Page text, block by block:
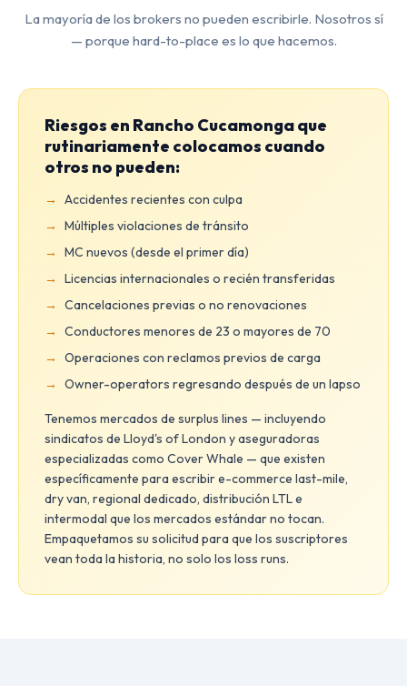
La mayoría de los brokers no pueden escribirle. Nosotros sí
— porque hard-to-place es lo que hacemos.
Riesgos en Rancho Cucamonga que
rutinariamente colocamos cuando
otros no pueden:
Accidentes recientes con culpa
Múltiples violaciones de tránsito
MC nuevos (desde el primer día)
Licencias internacionales o recién transferidas
Cancelaciones previas o no renovaciones
Conductores menores de 23 o mayores de 70
Operaciones con reclamos previos de carga
Owner-operators regresando después de un lapso
Tenemos mercados de surplus lines — incluyendo
sindicatos de Lloyd's of London y aseguradoras
especializadas como Cover Whale — que existen
específicamente para escribir e-commerce last-mile,
dry van, regional dedicado, distribución LTL e
intermodal que los mercados estándar no tocan.
Empaquetamos su solicitud para que los suscriptores
vean toda la historia, no solo los loss runs.